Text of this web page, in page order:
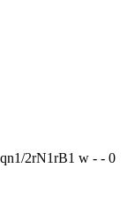
2rN1rB1 w - - 0